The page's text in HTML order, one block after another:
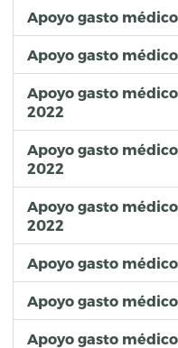
Apoyo gasto
Apoyo gasto
Apoyo gasto
2022
Apoyo gasto
2022
Apoyo gasto
2022
Apoyo gasto
Apoyo gasto
Apoyo gasto